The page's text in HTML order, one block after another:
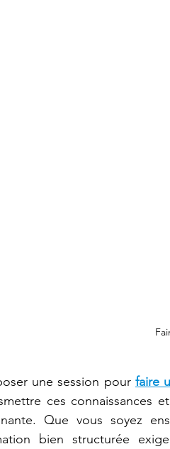
une session pour faire
ces connaissances
Que vous soyez
bien structurée